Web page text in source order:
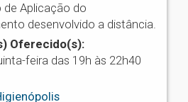
de Aplicação do
desenvolvido a distância.
Oferecido(s):
feira das 19h às 22h40